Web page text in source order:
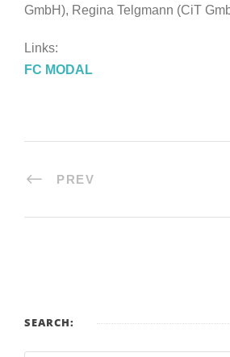
GmbH), Regina Telgmann (CiT
Links:
FC MODAL
PREV
SEARCH: